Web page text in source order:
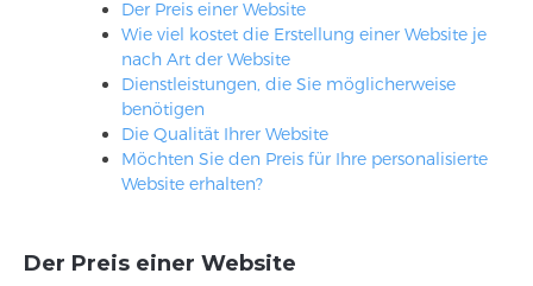
Der Preis einer Website
Wie viel kostet die Erstellung einer Website je
nach Art der Website
Dienstleistungen, die Sie möglicherweise
benötigen
Die Qualität Ihrer Website
Möchten Sie den Preis für Ihre personalisierte
Website erhalten?
Der Preis einer Website